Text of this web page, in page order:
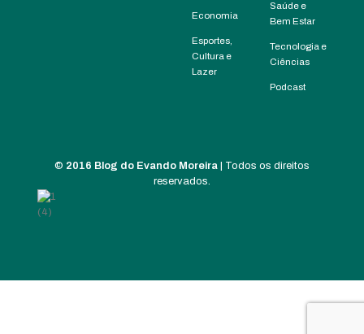
Economia
Esportes,
Cultura e
Lazer
Saúde e
Bem Estar
Tecnologia e
Ciências
Podcast
© 2016 Blog do Evando Moreira | Todos os direitos
reservados.